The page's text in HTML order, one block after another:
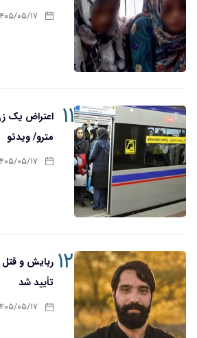
۱۴۰۵/۰۵/۱۷
۱۱
اعتراض یک
مترو/ ویدئو
۱۴۰۵/۰۵/۱۷
۱۲ ربایش و
تأیید شد
۱۴۰۵/۰۵/۱۷